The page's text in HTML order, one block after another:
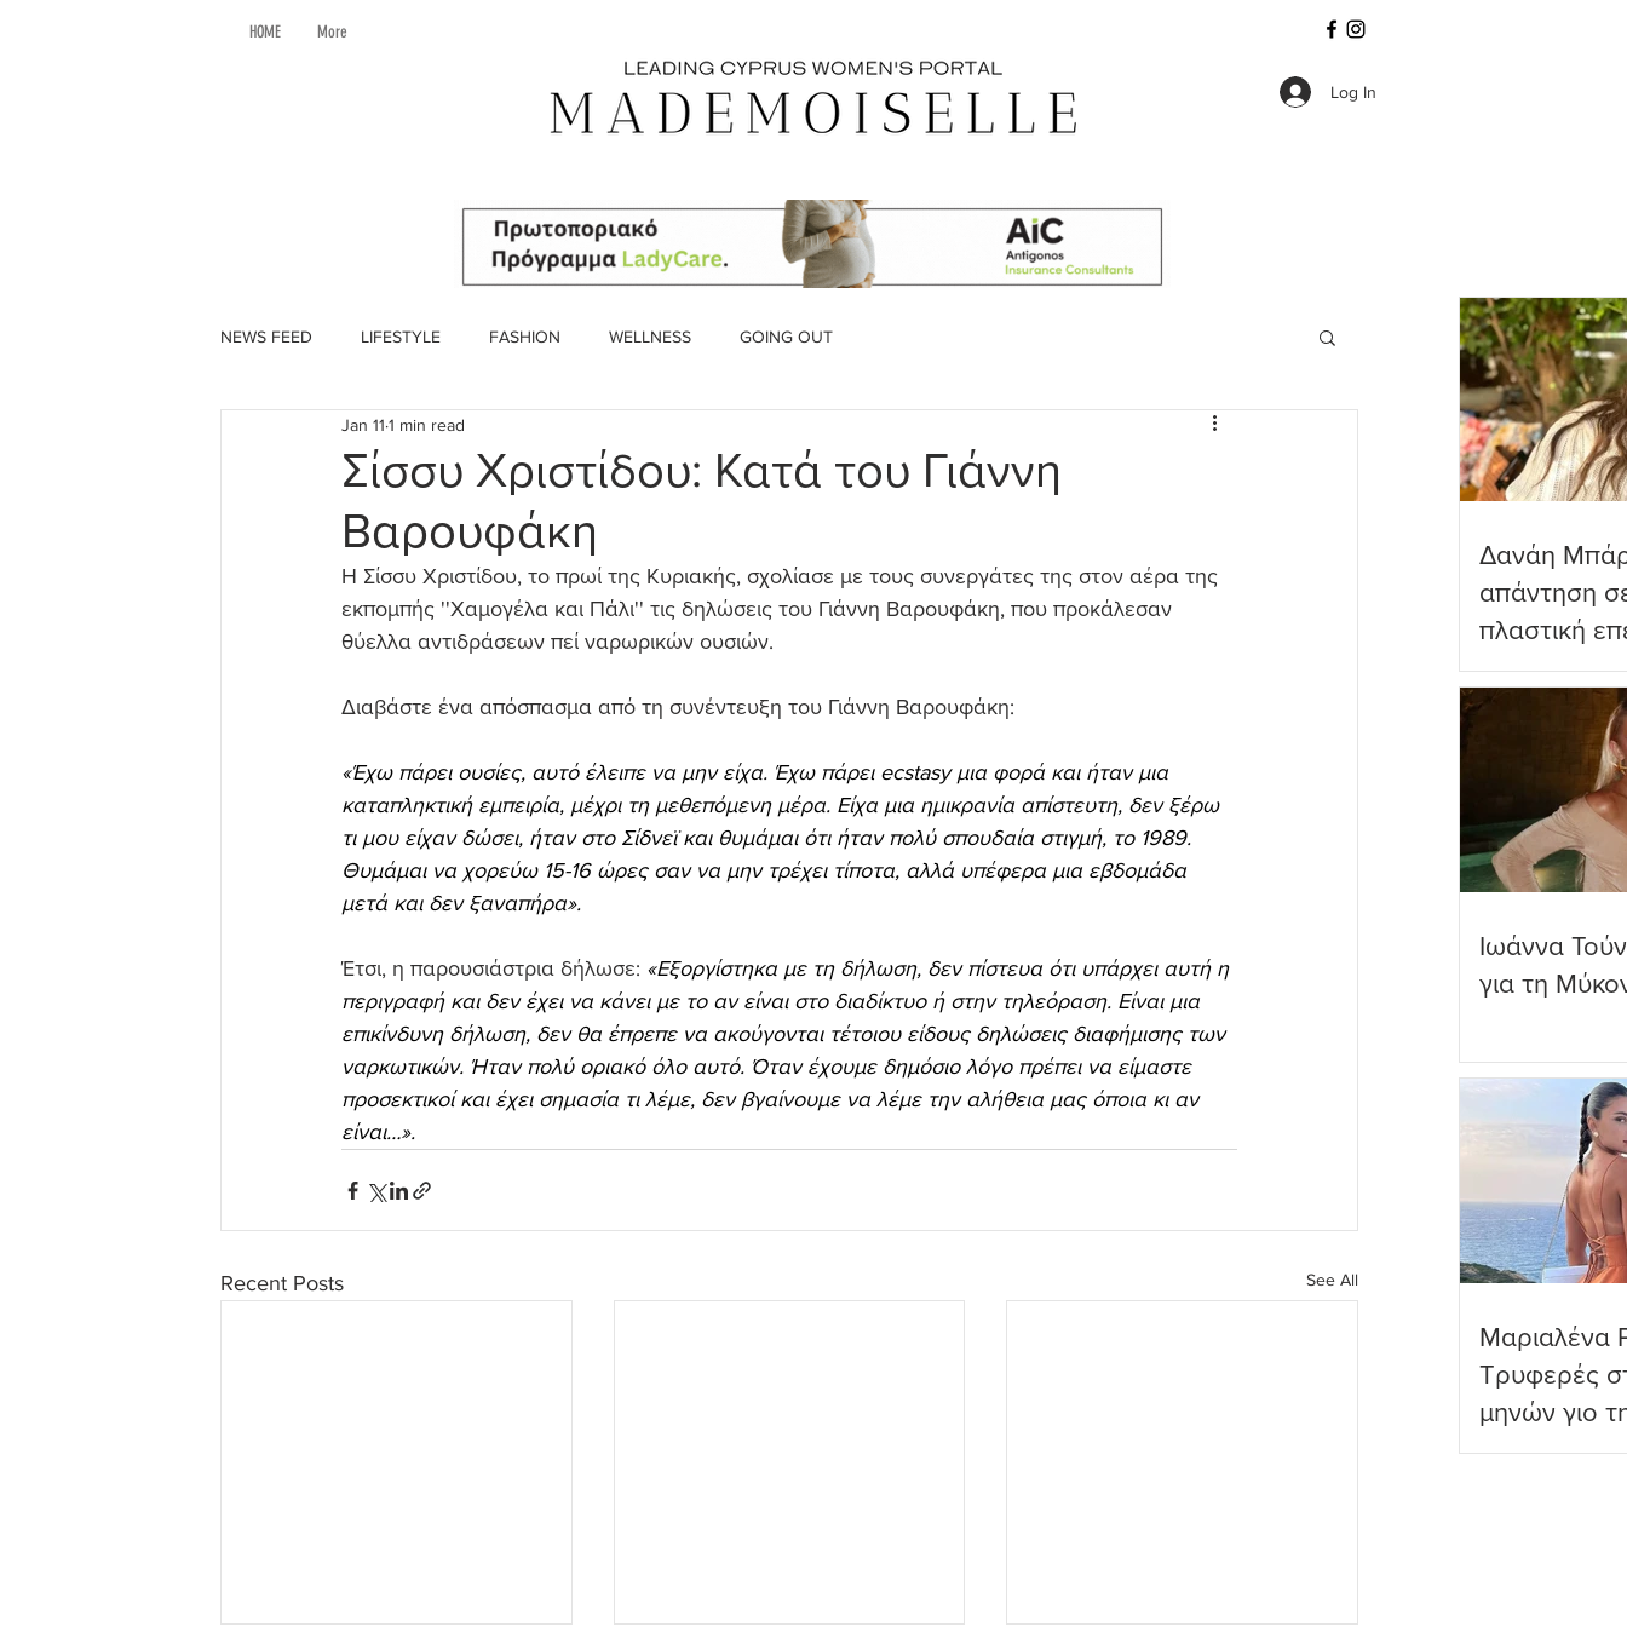
HOME More
Log In
NEWS FEED LIFESTYLE FASHION WELLNESS GOING OUT
Σίσσυ Χριστίδου: Κατά του Γιάννη
Βαρουφάκη
Jan 11 1 min read
Η Σίσσυ Χριστίδου, το πρωί της Κυριακής, σχολίασε με τους συνεργάτες της στον αέρα της
εκπομπής ''Χαμογέλα και Πάλι'' τις δηλώσεις του Γιάννη Βαρουφάκη, που προκάλεσαν
θύελλα αντιδράσεων πεί ναρωρικών ουσιών.
Διαβάστε ένα απόσπασμα από τη συνέντευξη του Γιάννη Βαρουφάκη:
«Έχω πάρει ουσίες, αυτό έλειπε να μην είχα. Έχω πάρει ecstasy μια φορά και ήταν μια
καταπληκτική εμπειρία, μέχρι τη μεθεπόμενη μέρα. Είχα μια ημικρανία απίστευτη, δεν ξέρω
τι μου είχαν δώσει, ήταν στο Σίδνεϊ και θυμάμαι ότι ήταν πολύ σπουδαία στιγμή, το 1989.
Θυμάμαι να χορεύω 15-16 ώρες σαν να μην τρέχει τίποτα, αλλά υπέφερα μια εβδομάδα
μετά και δεν ξαναπήρα».
Έτσι, η παρουσιάστρια δήλωσε: «Εξοργίστηκα με τη δήλωση, δεν πίστευα ότι υπάρχει αυτή η
περιγραφή και δεν έχει να κάνει με το αν είναι στο διαδίκτυο ή στην τηλεόραση. Είναι μια
επικίνδυνη δήλωση, δεν θα έπρεπε να ακούγονται τέτοιου είδους δηλώσεις διαφήμισης των
ναρκωτικών. Ήταν πολύ οριακό όλο αυτό. Όταν έχουμε δημόσιο λόγο πρέπει να είμαστε
προσεκτικοί και έχει σημασία τι λέμε, δεν βγαίνουμε να λέμε την αλήθεια μας όποια κι αν
είναι…».
Recent Posts See All
Δανάη
απάντηση
πλαστική
ωραιότερο
Ιωάννα
για τη
Μαριαλένα
Τρυφερές
μηνών γιο